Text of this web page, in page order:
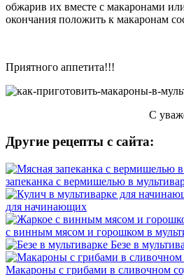
обжарив их вместе с макаронами
окончания положить к макаронам
Приятного аппетита!!!
С
Другие рецепты с сайта:
запеканка с вермишелью в
для начинающих
с винным мясом и горошком в
Безе в
Макароны с грибами в сливочном